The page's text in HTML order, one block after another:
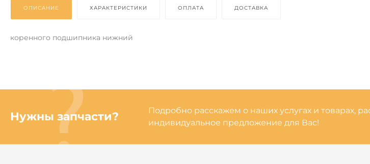
ОПИСАНИЕ ХАРАКТЕРИСТИКИ ОПЛАТА ДОСТАВКА
коренного подшипника нижний
Нужны запчасти?
Подробно расскажем о наших услугах и товарах,
индивидуальное предложение для Вас!